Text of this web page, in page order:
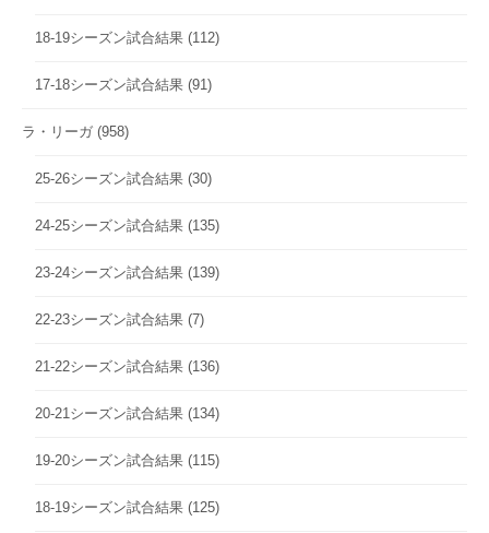
18-19シーズン試合結果 (112)
17-18シーズン試合結果 (91)
ラ・リーガ (958)
25-26シーズン試合結果 (30)
24-25シーズン試合結果 (135)
23-24シーズン試合結果 (139)
22-23シーズン試合結果 (7)
21-22シーズン試合結果 (136)
20-21シーズン試合結果 (134)
19-20シーズン試合結果 (115)
18-19シーズン試合結果 (125)